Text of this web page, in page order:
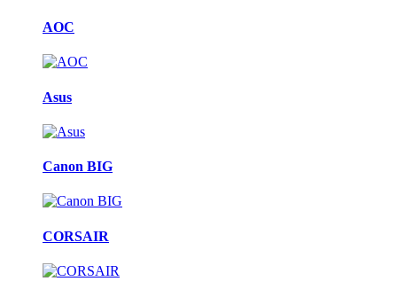
AOC
Asus
Canon BIG
CORSAIR